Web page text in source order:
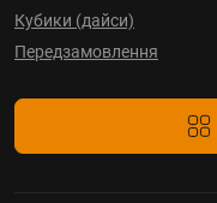
Кубики (дайси)
Передзамовлення